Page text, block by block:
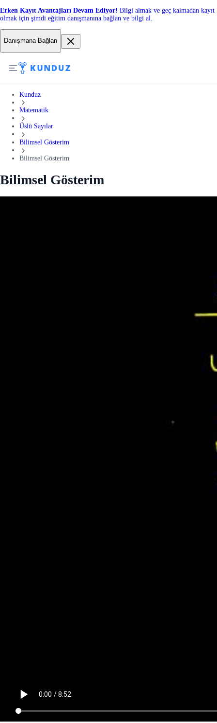
Erken Kayıt Avantajları Devam Ediyor! Bilgi almak ve geç kalmadan kayıt
olmak için şimdi eğitim danışmanına bağlan ve bilgi al.
Danışmana Bağlan
Kunduz
Matematik
Üslü Sayılar
Bilimsel Gösterim
Bilimsel Gösterim
Bilimsel Gösterim